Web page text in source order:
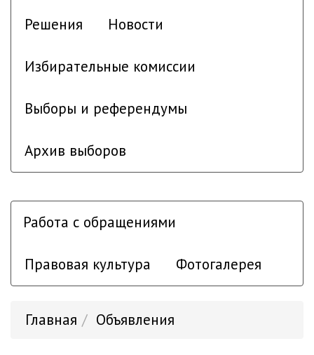
Решения Новости
Избирательные комиссии
Выборы и референдумы
Архив выборов
Работа с обращениями
Правовая культура Фотогалерея
Главная Объявления